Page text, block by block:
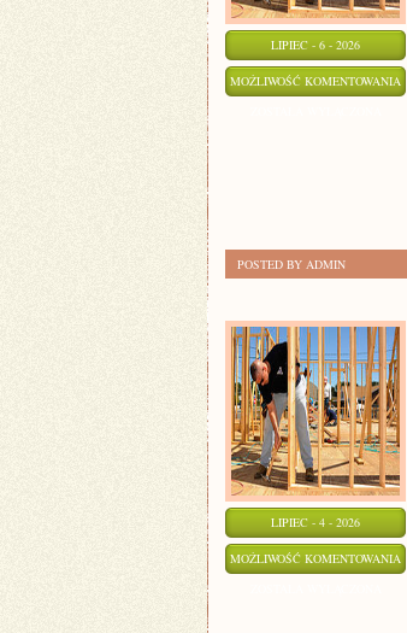
LIPIEC - 6 - 2026
MOŻLIWOŚĆ KOMENTOWANIA
POSTED BY ADMIN
LIPIEC - 4 - 2026
MOŻLIWOŚĆ KOMENTOWANIA